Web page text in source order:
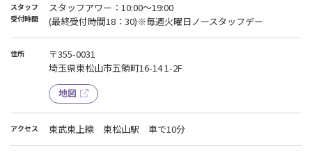
スタッフ
受付時間
スタッフアワー：10:00～19:00
(最終受付時間18：30)※毎週火曜日ノースタッフデー
住所
〒355-0031
埼玉県東松山市五領町16-14 1-2F
地図
アクセス 東武東上線 東松山駅 車で10分